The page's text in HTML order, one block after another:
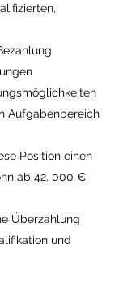
Aufgabenbereich
Position einen
ab 42. 000 €
Überzahlung
und